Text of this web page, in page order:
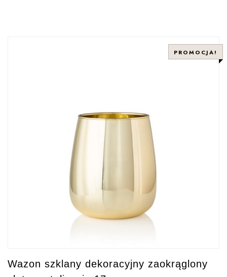
PROMOCJA!
Wazon szklany dekoracyjny zaokrąglony